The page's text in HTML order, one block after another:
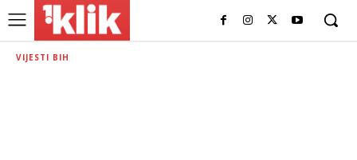
VIJESTI BIH